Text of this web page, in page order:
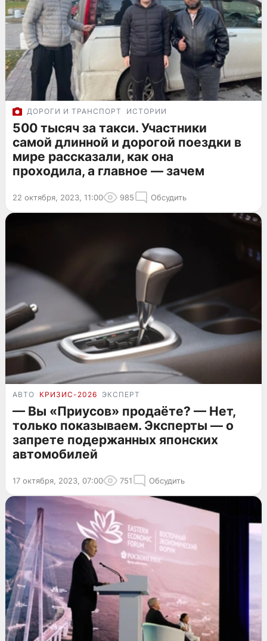
ДОРОГИ И ТРАНСПОРТ ИСТОРИИ
500 тысяч за такси. Участники
самой длинной и дорогой поездки в
мире рассказали, как она
проходила, а главное — зачем
22 октября, 2023, 11:00 985 Обсудить
АВТО КРИЗИС-2026 ЭКСПЕРТ
— Вы «Приусов» продаёте? — Нет,
только показываем. Эксперты — о
запрете подержанных японских
автомобилей
17 октября, 2023, 07:00 751 Обсудить